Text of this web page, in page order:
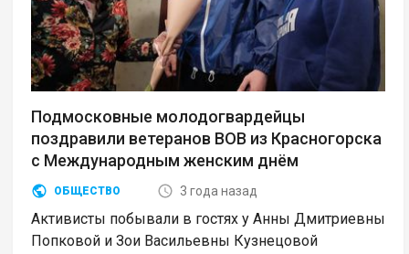
Подмосковные молодогвардейцы
поздравили ветеранов ВОВ из Красногорска
с Международным женским днём
ОБЩЕСТВО 3 года назад
Активисты побывали в гостях у Анны Дмитриевны
Попковой и Зои Васильевны Кузнецовой